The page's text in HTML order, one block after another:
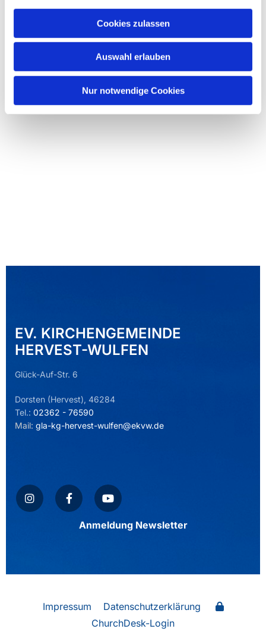
Cookies zulassen
Auswahl erlauben
Nur notwendige Cookies
EV. KIRCHENGEMEINDE
HERVEST-WULFEN
Glück-Auf-Str. 6
Dorsten (Hervest), 46284
Tel.: 02362 - 76590
Mail: gla-kg-hervest-wulfen@ekvw.de
Anmeldung Newsletter
Impressum
Datenschutzerklärung
ChurchDesk-Login